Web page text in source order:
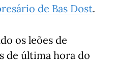
de Bas Dost.
os leões de
de última hora do